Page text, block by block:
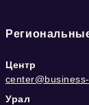
Центр
Урал